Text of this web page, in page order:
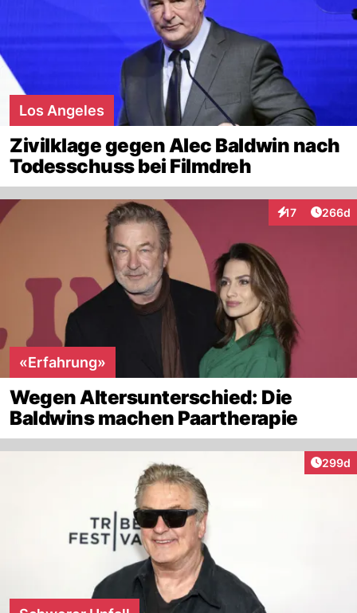
Los Angeles
Zivilklage gegen Alec Baldwin nach
Todesschuss bei Filmdreh
17
Interaktionen
266d
«Erfahrung»
Wegen Altersunterschied: Die
Baldwins machen Paartherapie
299d